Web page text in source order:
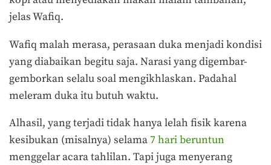
jelas Wafiq.
Wafiq malah merasa, perasaan duka menjadi kondisi
yang diabaikan begitu saja. Narasi yang digembar-
gemborkan selalu soal mengikhlaskan. Padahal
meleram duka itu butuh waktu.
Alhasil, yang terjadi tidak hanya lelah fisik karena
kesibukan (misalnya) selama7 hari beruntun
menggelar acara tahlilan. Tapi juga menyerang